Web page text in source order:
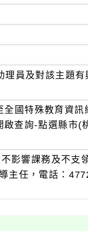
員及對該主題有
國特殊教育資訊
查詢-點選縣市(
影響課務及不支
主任，電話：